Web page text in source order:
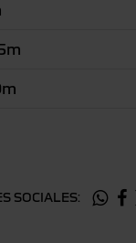
SOCIALES: